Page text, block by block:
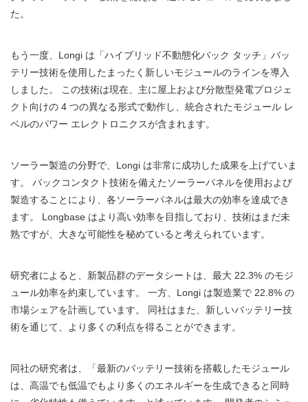
た。
もう一度、Longi は「ハイブリッド不動態化バック タッチ」バッ
テリー技術を使用したまったく新しいモジュールのラインを導入
しました。 この技術は現在、主に屋上および分散型発電プロジェ
クト向けの 4 つの異なる形式で動作し、統合されたモジュール レ
ベルのパワー エレクトロニクスが含まれます。
ソーラー製造の分野で、Longi は非常に成功した成果を上げていま
す。 バックコンタクト技術を備えたソーラーパネルを使用および
製造することにより、各ソーラーパネルは最大の効率を達成でき
ます。 Longbase はより高い効率を目指しており、技術はまだ未
熟ですが、大きな可能性を秘めていると考えられています。
研究者によると、新製品群のデータシートは、最大 22.3% のモジ
ュール効率を約束しています。 一方、Longi は製造業で 22.8% の
市場シェアを計画しています。 同社はまた、新しいバッテリー技
術を通じて、より多くの利点を得ることができます。
同社の研究者は、「最新のバッテリー技術を搭載したモジュール
は、高温でも低温でもより多くのエネルギーを生成できると同時